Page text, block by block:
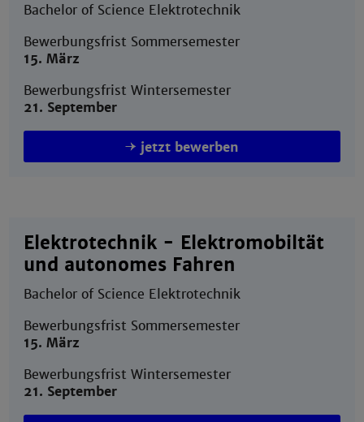
Bachelor of Science Elektrotechnik
Bewerbungsfrist Sommersemester
15. März
Bewerbungsfrist Wintersemester
21. September
jetzt bewerben
Elektrotechnik - Elektromobiltät
und autonomes Fahren
Bachelor of Science Elektrotechnik
Bewerbungsfrist Sommersemester
15. März
Bewerbungsfrist Wintersemester
21. September